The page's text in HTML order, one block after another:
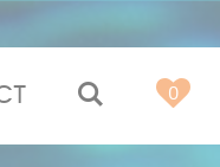
0